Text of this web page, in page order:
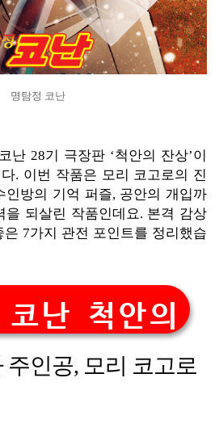
명탐정 코난
난 28기 극장판 ‘척안의 잔상’이
. 이번 작품은 모리 코고로의 진
인방의 기억 퍼즐, 공안의 개입까
을 되살린 작품인데요. 본격 감상
7가지 관전 포인트를 정리했습
코난 척안의
주인공, 모리 코고로